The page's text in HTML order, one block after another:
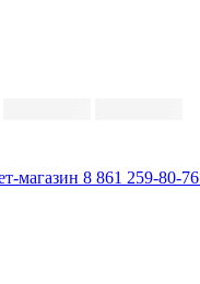
магазин 8 861 259-80-76